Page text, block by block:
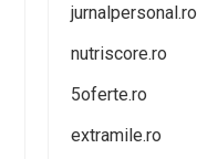
jurnalpersonal.ro
nutriscore.ro
5oferte.ro
extramile.ro